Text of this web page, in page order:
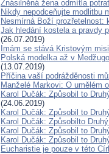
Znásilněná žena odmítla
Nikdy nepodceňujte modlitbu
Nesmírná Boží
Jak hledání kostela a pravdy
(26.07.2019)
Imám se stává Kristovým
Polská modelka až v
(13.07.2019)
Příčina vaší podrážděnosti
Manželé Markovi: O umělém
Karol Dučák: Způsobil to
(24.06.2019)
Karol Dučák: Způsobil to
Karol Dučák: Způsobilto
Karol Dučák: Způsobil to
Karol Dučák: Způsobil to
Eucharistie je pouze v této